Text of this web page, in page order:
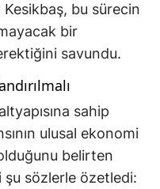
bu sürecin
bir
savundu.
sahip
ulusal ekonomi
belirten
şu sözlerle özetledi: